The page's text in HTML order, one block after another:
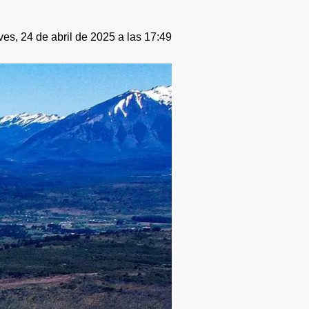
24 de abril de 2025 a las 17:49